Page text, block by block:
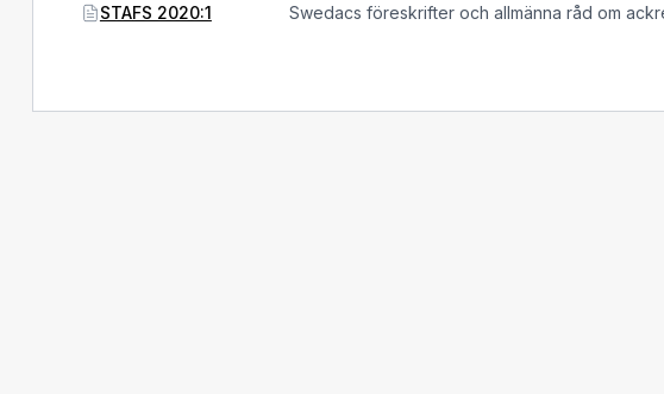
STAFS 2020:1
Swedacs föreskrifter och allmänna råd om